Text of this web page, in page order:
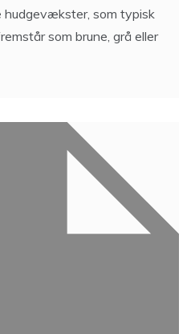
hudgevækster, som typisk
som brune, grå eller